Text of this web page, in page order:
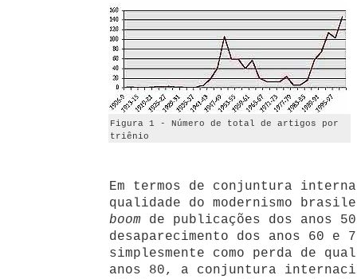
Figura 1 - Número de total de artigos por
triênio
Em termos de conjuntura
qualidade do modernismo
boom de publicações dos anos
desaparecimento dos anos 60 e
simplesmente como perda de
anos 80, a conjuntura